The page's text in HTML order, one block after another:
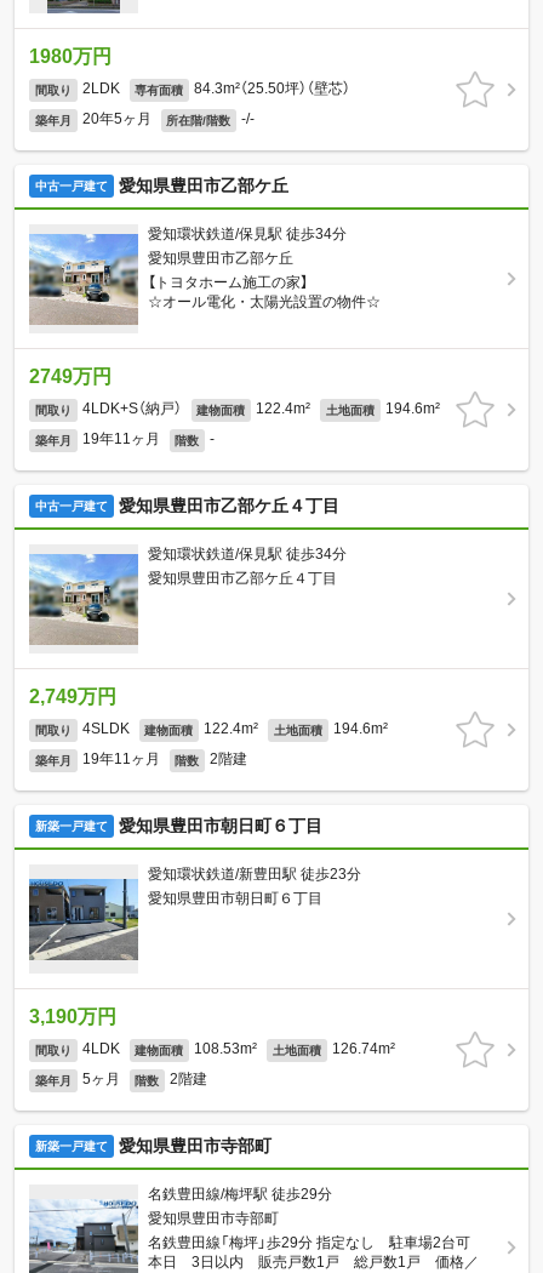
1980万円
間取り 2LDK 専有面積 84.3m²（25.50坪）（壁芯）
築年月 20年5ヶ月 所在階/階数 -/-
中古一戸建て 愛知県豊田市乙部ケ丘
愛知環状鉄道/保見駅 徒歩34分
愛知県豊田市乙部ケ丘
【トヨタホーム施工の家】
☆オール電化・太陽光設置の物件☆
2749万円
間取り 4LDK+S（納戸） 建物面積 122.4m² 土地面積 194.6m²
築年月 19年11ヶ月 階数 -
中古一戸建て 愛知県豊田市乙部ケ丘４丁目
愛知環状鉄道/保見駅 徒歩34分
愛知県豊田市乙部ケ丘４丁目
2,749万円
間取り 4SLDK 建物面積 122.4m² 土地面積 194.6m²
築年月 19年11ヶ月 階数 2階建
新築一戸建て 愛知県豊田市朝日町６丁目
愛知環状鉄道/新豊田駅 徒歩23分
愛知県豊田市朝日町６丁目
3,190万円
間取り 4LDK 建物面積 108.53m² 土地面積 126.74m²
築年月 5ヶ月 階数 2階建
新築一戸建て 愛知県豊田市寺部町
名鉄豊田線/梅坪駅 徒歩29分
愛知県豊田市寺部町
名鉄豊田線「梅坪」歩29分 指定なし 駐車場2台可
本日 3日以内 販売戸数1戸 総戸数1戸 価格／